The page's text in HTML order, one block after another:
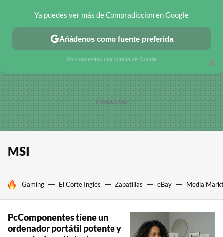
CHOLLOS TELEGRAM OFERTAS EN MÓVILES OFERTAS EN
MSI
HOY SE HABLA DE
Gaming El Corte Inglés Zapatillas eBay Media Markt
PcComponentes tiene un
ordenador portátil potente y
×
Ya puedes ver más de Compradiccion en Google
Añádenos como fuente preferida
Solo necesitas una cuenta de Google